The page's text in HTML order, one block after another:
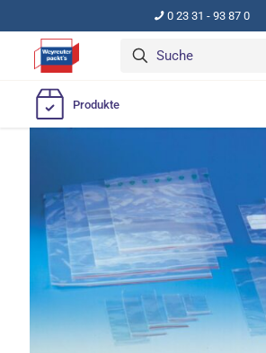
0 23 31 - 93 87 0
Produkte